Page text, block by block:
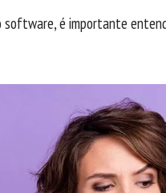
é importante